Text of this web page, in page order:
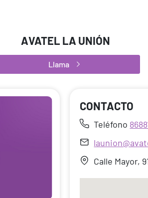
AVATEL LA UNIÓN
Llama
CONTACTO
Teléfono
Calle Mayor,